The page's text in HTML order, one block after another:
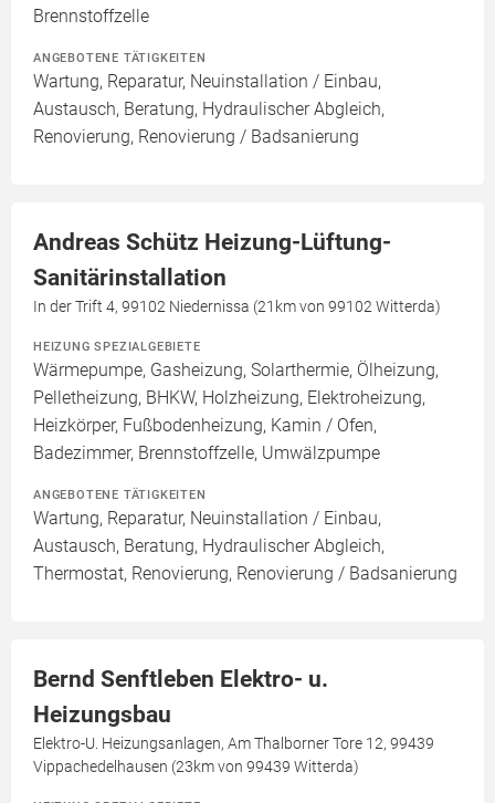
Brennstoffzelle
ANGEBOTENE TÄTIGKEITEN
Wartung, Reparatur, Neuinstallation / Einbau,
Austausch, Beratung, Hydraulischer Abgleich,
Renovierung, Renovierung / Badsanierung
Andreas Schütz Heizung-Lüftung-
Sanitärinstallation
In der Trift 4, 99102 Niedernissa (21km von 99102 Witterda)
HEIZUNG SPEZIALGEBIETE
Wärmepumpe, Gasheizung, Solarthermie, Ölheizung,
Pelletheizung, BHKW, Holzheizung, Elektroheizung,
Heizkörper, Fußbodenheizung, Kamin / Ofen,
Badezimmer, Brennstoffzelle, Umwälzpumpe
ANGEBOTENE TÄTIGKEITEN
Wartung, Reparatur, Neuinstallation / Einbau,
Austausch, Beratung, Hydraulischer Abgleich,
Thermostat, Renovierung, Renovierung / Badsanierung
Bernd Senftleben Elektro- u.
Heizungsbau
Elektro-U. Heizungsanlagen, Am Thalborner Tore 12, 99439
Vippachedelhausen (23km von 99439 Witterda)